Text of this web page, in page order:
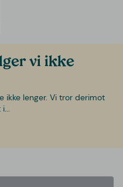
vi ikke
ikke lenger. Vi tror derimot